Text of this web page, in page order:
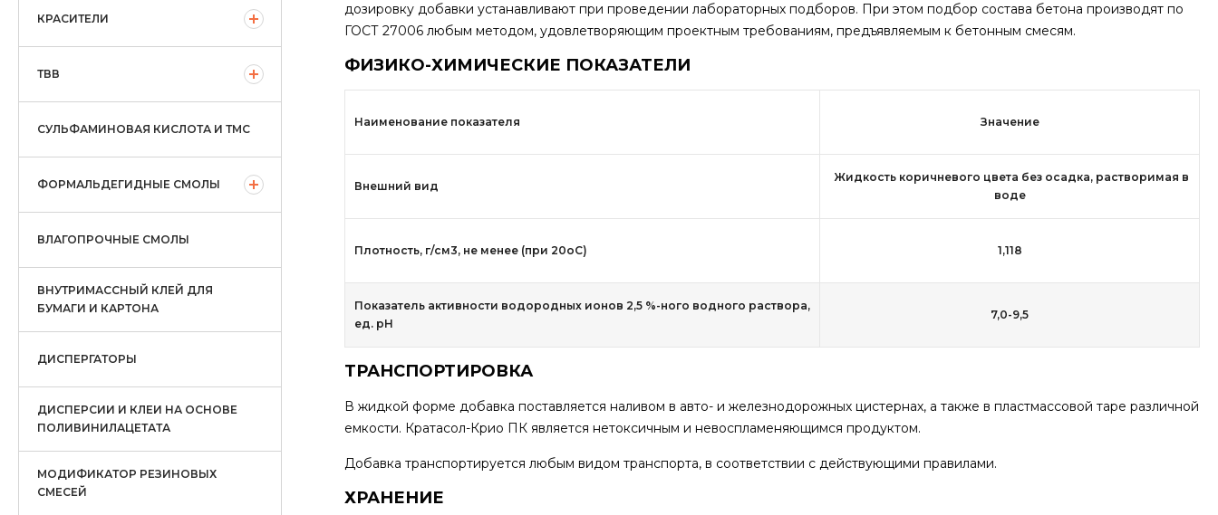
КРАСИТЕЛИ
ТВВ
СУЛЬФАМИНОВАЯ КИСЛОТА И ТМС
ФОРМАЛЬДЕГИДНЫЕ СМОЛЫ
ВЛАГОПРОЧНЫЕ СМОЛЫ
ВНУТРИМАССНЫЙ КЛЕЙ ДЛЯ
БУМАГИ И КАРТОНА
ДИСПЕРГАТОРЫ
ДИСПЕРСИИ И КЛЕИ НА ОСНОВЕ
ПОЛИВИНИЛАЦЕТАТА
МОДИФИКАТОР РЕЗИНОВЫХ
СМЕСЕЙ
дозировку добавки устанавливают при проведении лабораторных подборов. При этом подбор состава бетона производят по
ГОСТ 27006 любым методом, удовлетворяющим проектным требованиям, предъявляемым к бетонным смесям.
ФИЗИКО-ХИМИЧЕСКИЕ ПОКАЗАТЕЛИ
Наименование показателя Значение
Внешний вид
Жидкость коричневого цвета без осадка, растворимая в
воде
Плотность, г/см3, не менее (при 20оС) 1,118
Показатель активности водородных ионов 2,5 %-ного водного раствора,
ед. рН
7,0-9,5
ТРАНСПОРТИРОВКА
В жидкой форме добавка поставляется наливом в авто- и железнодорожных цистернах, а также в пластмассовой таре различной
емкости. Кратасол-Крио ПК является нетоксичным и невоспламеняющимся продуктом.
Добавка транспортируется любым видом транспорта, в соответствии с действующими правилами.
ХРАНЕНИЕ